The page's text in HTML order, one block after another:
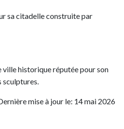
sa citadelle construite par
ville historique réputée pour son
mise à jour le: 14 mai 2026